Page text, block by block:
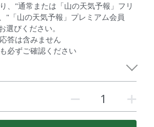
、"通常または「山の天気予報」フリ
"「山の天気予報」プレミアム会員
選びください。
答は含みません
必ずご確認ください